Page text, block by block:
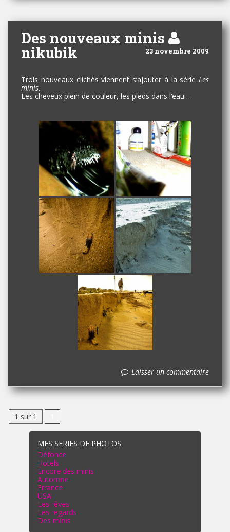
Des nouveaux minis
23 novembre 2009
nikubik
Trois nouveaux clichés viennent s’ajouter à la série Les
minis.
Les cheveux plein de couleur, les pieds dans l’eau …
Laisser un commentaire
1 sur 1
MES SERIES DE PHOTOS
Défonce
Hotels
Encore des minis
Automne
Errance
USA
Les rêves
Les regards
Des minis